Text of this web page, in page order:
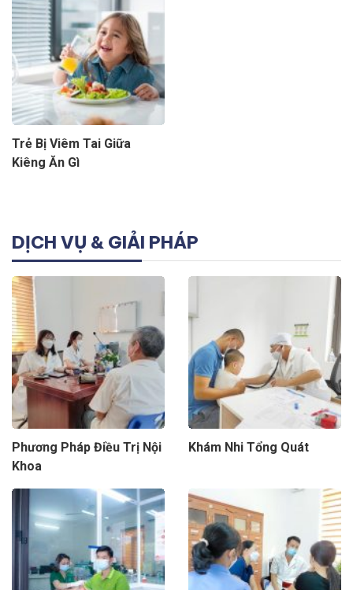
Trẻ Bị Viêm Tai Giữa
Kiêng Ăn Gì
DỊCH VỤ & GIẢI PHÁP
Phương Pháp Điều Trị Nội
Khoa
Khám Nhi Tổng Quát